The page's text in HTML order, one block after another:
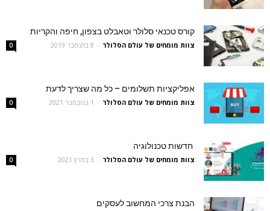
קורס טכנאי סלולר וטאבלט בצפון, חיפה והקריות
צוות מומחים של עולם הסלולר - 8 בדצמבר 2019 0
אפליקציות תשלומים – כל מה שצריך לדעת
צוות מומחים של עולם הסלולר - 1 בנובמבר 2021 0
חדשות טכנולוגיה
צוות מומחים של עולם הסלולר - 3 במרץ 2021 0
הבנת צרכי המחשוב לעסקים